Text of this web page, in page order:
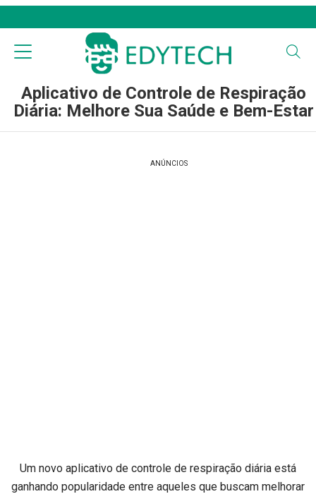
Aplicativo de Controle de Respiração
Diária: Melhore Sua Saúde e Bem-Estar
ANÚNCIOS
Um novo aplicativo de controle de respiração diária está
ganhando popularidade entre aqueles que buscam melhorar